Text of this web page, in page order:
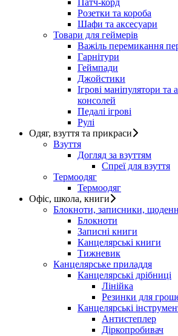
Патч-корд
Розетки та короба
Шафи та аксесуари
Товари для геймерів
Важіль перемикання
Гарнітури
Геймпади
Джойстики
Ігрові маніпулятори та
консолей
Педалі ігрові
Рулі
Одяг, взуття та прикраси
Взуття
Догляд за взуттям
Спреї для взуття
Термоодяг
Термоодяг
Офіс, школа, книги
Блокноти, записники,
Блокноти
Записні книги
Канцелярські книги
Тижневик
Канцелярське приладдя
Канцелярські дрібниці
Лінійка
Резинки для
Канцелярські
Антистеплер
Діркопробивач